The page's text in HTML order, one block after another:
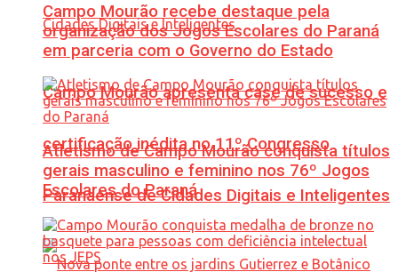
Campo Mourão apresenta case de sucesso e
certificação inédita no 11º Congresso
Paranaense de Cidades Digitais e Inteligentes
Campo Mourão recebe destaque pela
organização dos Jogos Escolares do Paraná
em parceria com o Governo do Estado
Atletismo de Campo Mourão conquista títulos
gerais masculino e feminino nos 76º Jogos
Escolares do Paraná